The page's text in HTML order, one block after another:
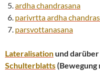
ardha chandrasana
parivrttaardha
parsvottanasana
Lateralisationund darüber
Schulterblatts(Bewegung